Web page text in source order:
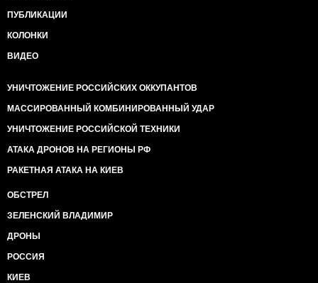
ПУБЛИКАЦИИ
КОЛОНКИ
ВИДЕО
УНИЧТОЖЕНИЕ РОССИЙСКИХ ОККУПАНТОВ
МАССИРОВАННЫЙ КОМБИНИРОВАННЫЙ УДАР
УНИЧТОЖЕНИЕ РОССИЙСКОЙ ТЕХНИКИ
АТАКА ДРОНОВ НА РЕГИОНЫ РФ
РАКЕТНАЯ АТАКА НА КИЕВ
ОБСТРЕЛ
ЗЕЛЕНСКИЙ ВЛАДИМИР
ДРОНЫ
РОССИЯ
КИЕВ